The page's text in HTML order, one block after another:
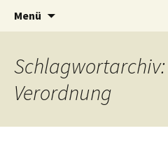
SysPraBlog
Blog und Shop von
Menü
Schlagwortarchiv:
Verordnung